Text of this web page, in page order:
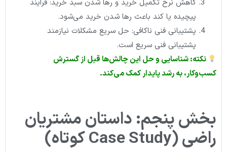
کاهش نرخ تکمیل خرید و رها شدن سبد خرید: فرایند
پیچیده یا کند باعث رها شدن خرید می‌شود.
پشتیبانی فنی ناکافی: حل سریع مشکلات نیازمند
پشتیبانی فنی سریع است.
نکته: شناسایی و حل این چالش‌ها قبل از گسترش
کسب‌وکار، به رشد پایدار کمک می‌کند.
بخش پنجم: داستان مشتریان
راضی (Case Study کوتاه)